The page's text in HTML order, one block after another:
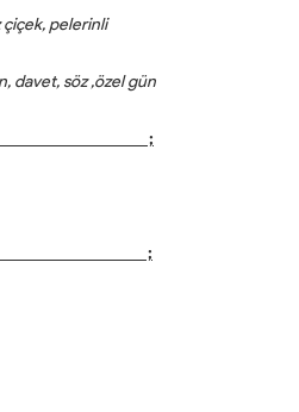
çiçek, pelerinli
davet, söz ,özel gün
;
;